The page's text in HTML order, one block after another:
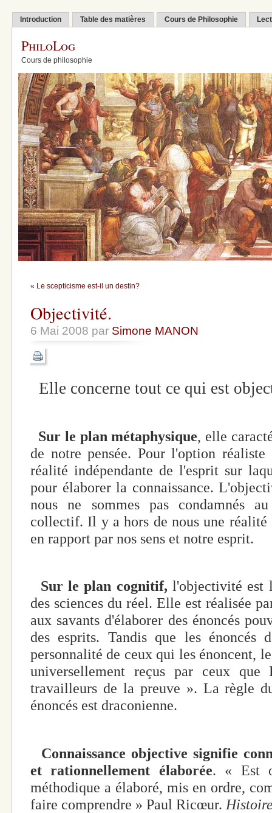
Introduction Table des matières Cours de Philosophie
PhiloLog
Cours de philosophie
« Le scepticisme est-il un destin?
Objectivité.
6 Mai 2008 par Simone MANON
Elle concerne tout ce qui est
Sur le plan métaphysique, elle
de notre pensée. Pour l'option
réalité indépendante de l'esprit sur
pour élaborer la connaissance.
nous ne sommes pas condamnés
collectif. Il y a hors de nous une réalité
en rapport par nos sens et notre esprit.
Sur le plan cognitif, l'objectivité est
des sciences du réel. Elle est réalisée
aux savants d'élaborer des énoncés
des esprits. Tandis que les
personnalité de ceux qui les énoncent,
universellement reçus par ceux que
travailleurs de la preuve ». La règle
énoncés est draconienne.
Connaissance objective signifie
et rationnellement élaborée. « Est
méthodique a élaboré, mis en ordre,
faire comprendre » Paul Ricœur.